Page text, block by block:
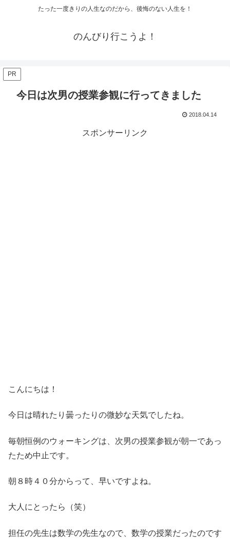
たった一度きりの人生なのだから、後悔のない人生を！
のんびり行こうよ！
PR
今日は次男の授業参観に行ってきました
2018.04.14
スポンサーリンク
こんにちは！
今日は晴れたり曇ったりの微妙な天気でしたね。
毎朝恒例のウォーキングは、次男の授業参観が朝一であっ
たため中止です。
朝８時４０分からって、早いですよね。
大人にとったら（笑）
担任の先生は数学の先生なので、数学の授業だったのです